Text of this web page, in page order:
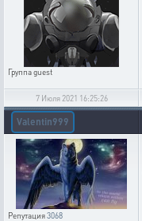
Группаguest
7 Июля 2021 16:25:26
Valentin999
Репутация3068